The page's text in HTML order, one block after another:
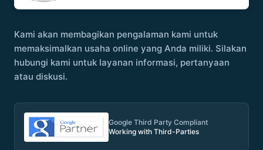
Kami akan membagikan pengalaman kami untuk
memaksimalkan usaha online yang Anda miliki. Silakan
hubungi kami untuk layanan informasi, pertanyaan
atau diskusi.
Google Third Party Compliant
Working with Third-Parties